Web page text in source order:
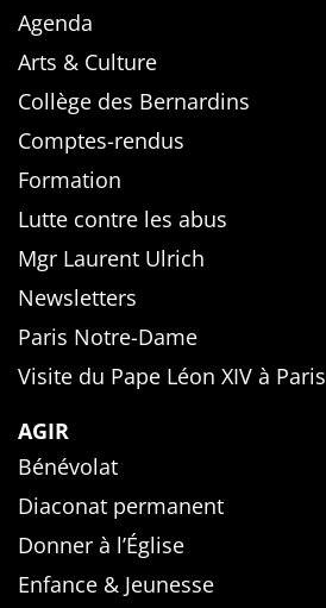
Agenda
Arts & Culture
Collège des Bernardins
Comptes-rendus
Formation
Lutte contre les abus
Mgr Laurent Ulrich
Newsletters
Paris Notre-Dame
Visite du Pape Léon XIV à Paris
AGIR
Bénévolat
Diaconat permanent
Donner à l’Église
Enfance & Jeunesse